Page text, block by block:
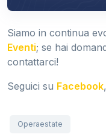
Siamo in continua
Eventi; se hai
contattarci!
Seguici su Facebook,
Operaestate